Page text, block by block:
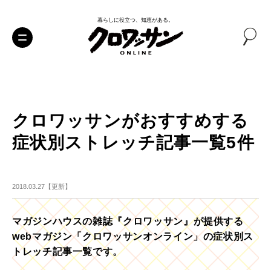
暮らしに役立つ、知恵がある。
クロワッサンがおすすめする
症状別ストレッチ記事一覧5件
2018.03.27【更新】
マガジンハウスの雑誌『クロワッサン』が提供する
webマガジン「クロワッサンオンライン」の症状別ス
トレッチ記事一覧です。